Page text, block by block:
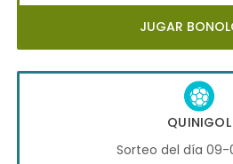
JUGAR
QUINIGOL
Sorteo del día